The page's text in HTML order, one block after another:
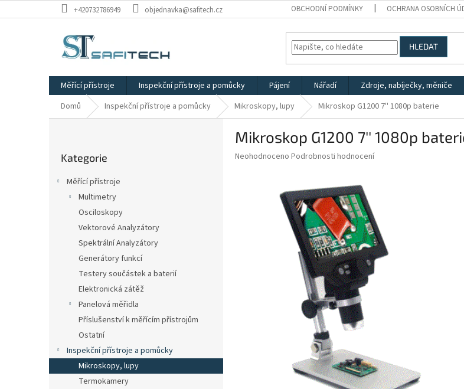
na
+420732786949 objednavka@safitech.cz OBCHODNÍ PODMÍNKY OCHRANA OSOBNÍCH
HLEDAT
Měřící přístroje Inspekční přístroje a pomůcky Pájení Nářadí Zdroje, nabíječky, měniče
Domů
Inspekční přístroje a pomůcky Mikroskopy, lupy Mikroskop G1200 7'' 1080p baterie
kategorie
Kategorie
Měřící přístroje
Multimetry
Osciloskopy
Vektorové Analyzátory
Spektrální Analyzátory
Generátory funkcí
Testery součástek a baterií
Elektronická zátěž
Panelová měřidla
Příslušenství k měřícím přístrojům
Ostatní
Inspekční přístroje a pomůcky
Mikroskopy, lupy
Termokamery
Mikroskop G1200 7'' 1080p
Průměrné
Neohodnoceno Podrobnosti hodnocení